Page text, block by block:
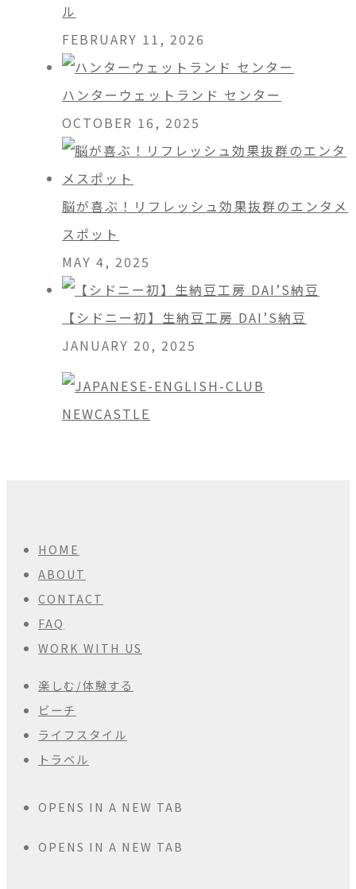
ル
FEBRUARY 11, 2026
ハンターウェットランド センター
OCTOBER 16, 2025
脳が喜ぶ！リフレッシュ効果抜群のエンタメ
スポット
MAY 4, 2025
【シドニー初】生納豆工房 DAI’S納豆
JANUARY 20, 2025
HOME
ABOUT
CONTACT
FAQ
WORK WITH US
楽しむ/体験する
ビーチ
ライフスタイル
トラベル
OPENS IN A NEW TAB
OPENS IN A NEW TAB